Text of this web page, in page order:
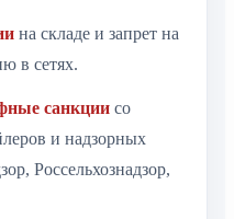
на складе и запрет на
в сетях.
санкции со
и надзорных
Россельхознадзор,